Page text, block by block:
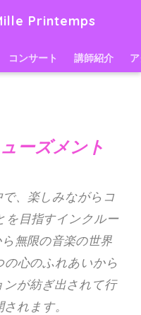
Printemps
コンサート 講師紹介
ーズメント
、楽しみながらコ
を目指すインクルー
無限の音楽の世界
心のふれあいから
ンが紡ぎ出されて行
れます。